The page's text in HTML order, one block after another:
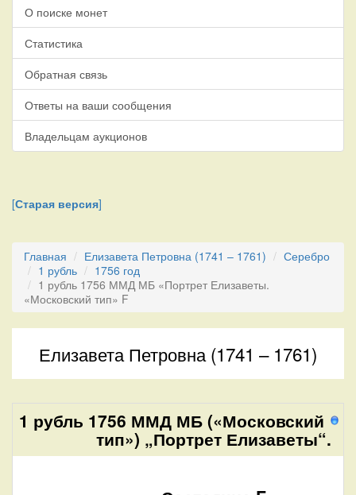
О поиске монет
Статистика
Обратная связь
Ответы на ваши сообщения
Владельцам аукционов
[Старая версия]
Главная Елизавета Петровна (1741 – 1761)
Серебро
1 рубль
1756 год
1 рубль 1756 ММД МБ «Портрет Елизаветы.
«Московский тип» F
Елизавета Петровна (1741 – 1761)
1 рубль 1756 ММД МБ («Московский
тип») „Портрет Елизаветы“.